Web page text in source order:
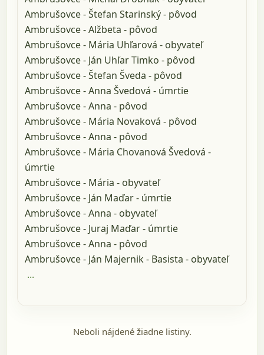
Ambrušovce - Štefan Starinský - pôvod
Ambrušovce - Alžbeta - pôvod
Ambrušovce - Mária Uhľarová - obyvateľ
Ambrušovce - Ján Uhľar Timko - pôvod
Ambrušovce - Štefan Šveda - pôvod
Ambrušovce - Anna Švedová - úmrtie
Ambrušovce - Anna - pôvod
Ambrušovce - Mária Novaková - pôvod
Ambrušovce - Anna - pôvod
Ambrušovce - Mária Chovanová Švedová -
úmrtie
Ambrušovce - Mária - obyvateľ
Ambrušovce - Ján Maďar - úmrtie
Ambrušovce - Anna - obyvateľ
Ambrušovce - Juraj Maďar - úmrtie
Ambrušovce - Anna - pôvod
Ambrušovce - Ján Majernik - Basista - obyvateľ
...
Neboli nájdené žiadne listiny.